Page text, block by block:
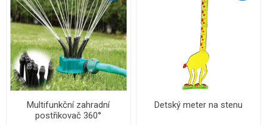
Multifunkční zahradní
postřikovač 360°
Detský meter na stenu